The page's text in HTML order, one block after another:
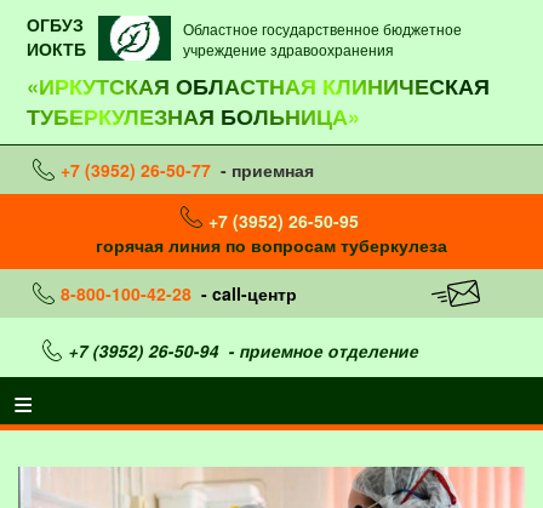
ОГБУЗ
ИОКТБ
Областное государственное бюджетное
учреждение здравоохранения
«ИРКУТСКАЯ ОБЛАСТНАЯ КЛИНИЧЕСКАЯ
ТУБЕРКУЛЕЗНАЯ БОЛЬНИЦА»
+7 (3952) 26-50-77 - приемная
+7 (3952) 26-50-95
горячая линия по вопросам туберкулеза
8-800-100-42-28 - call-центр
+7 (3952) 26-50-94- приемное отделение